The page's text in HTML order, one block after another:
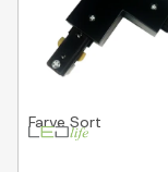
FarveSort